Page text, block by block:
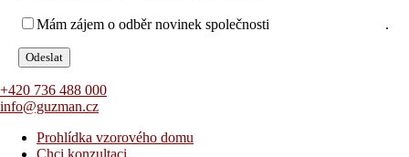
Mám zájem o odběr novinek společnosti .
+420 736 488 000
info@guzman.cz
Prohlídka vzorového domu
Chci konzultaci